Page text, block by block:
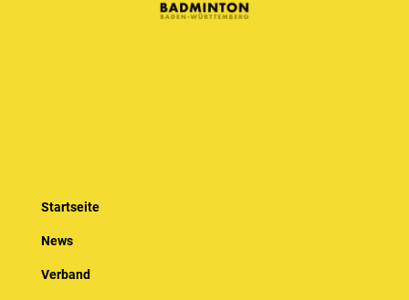
Startseite
News
Verband